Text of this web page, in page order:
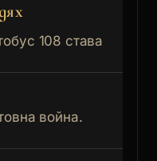
108 става
война.